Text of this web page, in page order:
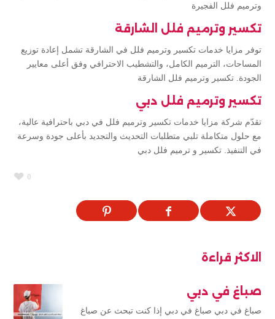
وترميم فلل الفجيرة
تكسير وترميم فلل الشارقة
توفر مزايا خدمات تكسير وترميم فلل في الشارقة تشمل إعادة توزيع
المساحات، الترميم الكامل، والتشطيب الاحترافي وفق أعلى معايير
الجودة. تكسير وترميم فلل الشارقة
تكسير وترميم فلل دبي
تقدّم شركة مزايا خدمات تكسير وترميم فلل في دبي باحترافية عالية،
مع حلول متكاملة تلبي متطلبات التحديث والتجديد بأعلى جودة وسرعة
في التنفيذ. تكسير و ترميم فلل دبي
0
الاكثر قراءة
صباغ في دبي
صباغ في دبي صباغ في دبي إذا كنت تبحث عن صباغ